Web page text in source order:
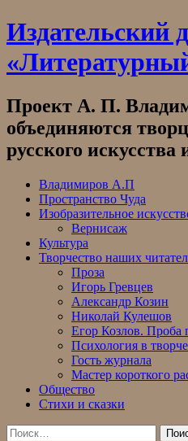
Skip
to
content
Издательский
Проект А. П.
объединяются
русского искусства
Владимиров А.П
Пространство Чуда
Изобразительное
Вернисаж
Культура
Творчество наших
Проза
Игорь Гревцев
Александр Козин
Николай Кулешов
Егор Козлов. Проба
Психология в
Гость журнала
Мастер короткого
Общество
Стихи и сказки
Найти: